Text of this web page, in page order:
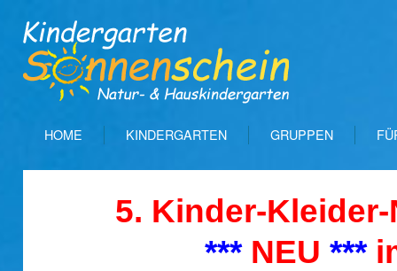
HOME KINDERGARTEN GRUPPEN
5. Kinder-
*** NEU ***